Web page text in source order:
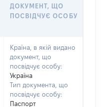
ДОКУМЕНТ, ЩО
ПОСВІДЧУЄ ОСОБУ
Країна, в якій видано
документ, що
посвідчує особу:
Україна
Тип документа, що
посвідчує особу:
Паспорт